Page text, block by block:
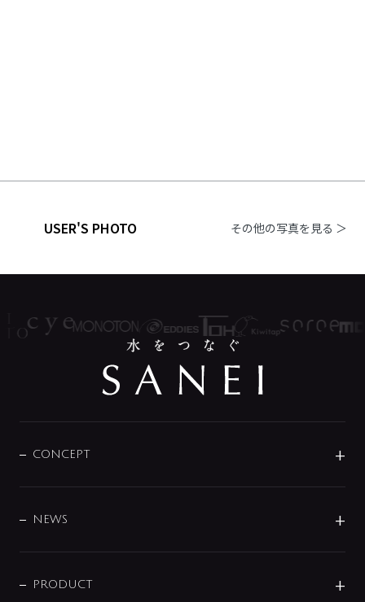
USER'S PHOTO その他の写真を見る ＞
CONCEPT
DESIGN
NEWS
商品に関して
PRODUCT